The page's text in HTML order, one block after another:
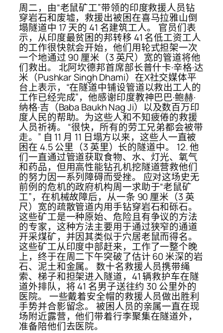
周二，由“老鼠矿工”带领的印度救援人员钻
穿岩石和废墟，救援出被困在喜马拉雅山倒
塌隧道中 17 天的 41 名建筑工人。 官员们表
示，从印度最贫困的邦转移 41 名低工资工人
的工作很快就会开始，他们用轮式担架一次
一个地通过 90 厘米（3 英尺）宽的管道将他
们救出。 北阿坎德邦首席部长普什卡·辛格·达
米（Pushkar Singh Dhami）在X社交媒体平
台上表示，“在隧道中铺设管道以救出工人的
工作已经完成”，他感谢印度教神巴巴·鲍赫·
纳格·吉（Baba Baukh Nag Ji）以及数百万印
度人民的帮助。为这些人和不知疲倦的救援
人员祈祷。 “很快，所有的劳工兄弟都会被带
走。” 自 11 月 11 日塌方以来，这些人一直被
困在 4.5 公里（3 英里）长的隧道中。 12. 他
们一直通过管道获取食物、水、灯光、氧气
和药品，但用高性能钻孔机挖隧道营救他们
的努力因一系列障碍而受挫。 应对这场史无
前例的危机的政府机构周一求助于“老鼠矿
工”，在机械故障后，从一条 90 厘米（3 英
尺）宽的疏散管道内用手钻穿岩石和砾石。
这些矿工是一种原始、危险且有争议的方法
的专家，这种方法主要用于通过狭窄的通道
开采煤矿，并因其类似于穴居老鼠而得名。
这些矿工从印度中部赶来，工作了一整个晚
上，终于在周二下午突破了估计 60 米深的岩
石、泥土和金属。 数十名救援人员携带绳
索、梯子和担架进入隧道，41 辆救护车在隧
道外排队，将 41 名男子送往约 30 公里外的
医院。 一些戴着安全帽的救援人员做出胜利
手势并合影留念。 被困人员的亲属一直在现
场附近露营，他们带着行李聚集在隧道外，
准备陪他们去医院。